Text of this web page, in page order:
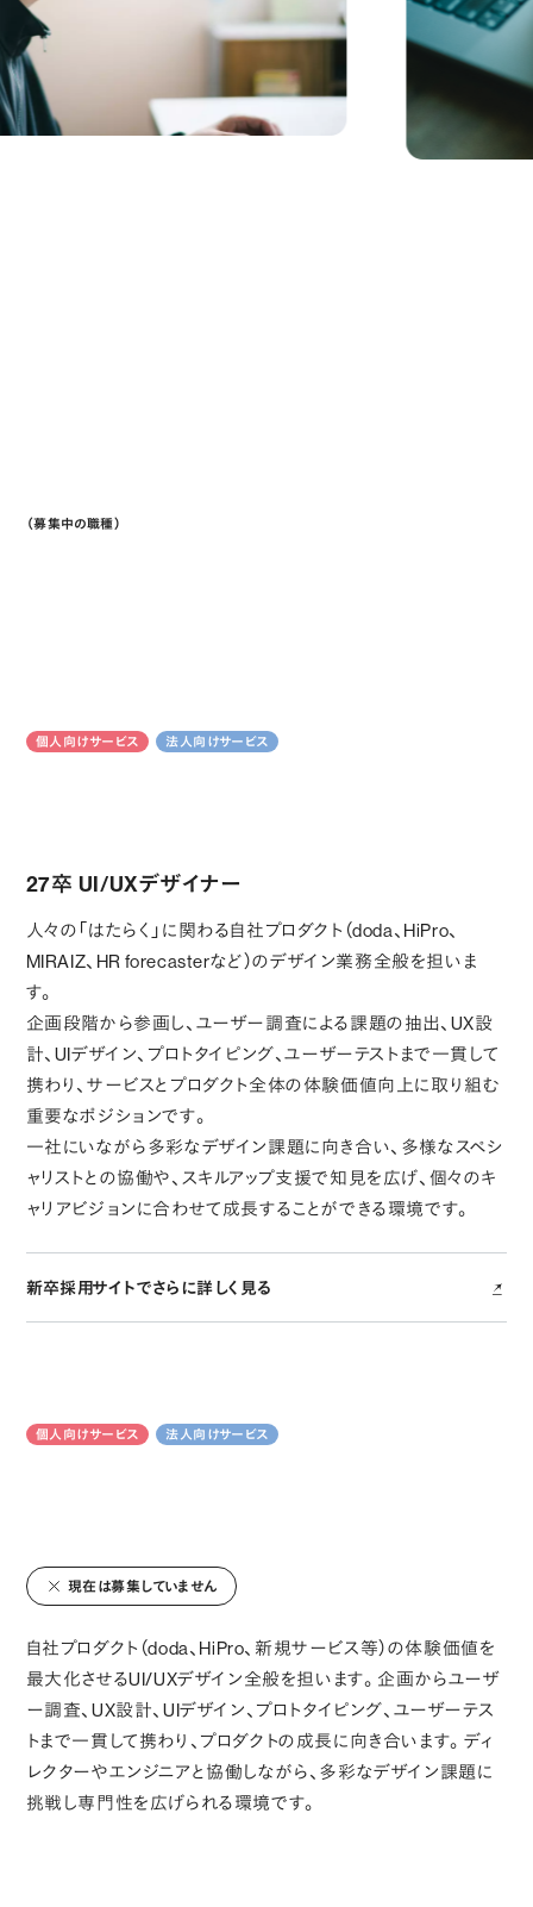
（募集中の職種）
個人向けサービス 法人向けサービス
27卒 UI/UXデザイナー
人々の「はたらく」に関わる自社プロダクト（doda、HiPro、
MIRAIZ、HR forecasterなど）のデザイン業務全般を担いま
す。
企画段階から参画し、ユーザー調査による課題の抽出、UX設
計、UIデザイン、プロトタイピング、ユーザーテストまで一貫して
携わり、サービスとプロダクト全体の体験価値向上に取り組む
重要なポジションです。
一社にいながら多彩なデザイン課題に向き合い、多様なスペシ
ャリストとの協働や、スキルアップ支援で知見を広げ、個々のキ
ャリアビジョンに合わせて成長することができる環境です。
新卒採用サイトでさらに詳しく見る
個人向けサービス 法人向けサービス
現在は募集していません
自社プロダクト（doda、HiPro、新規サービス等）の体験価値を
最大化させるUI/UXデザイン全般を担います。企画からユーザ
ー調査、UX設計、UIデザイン、プロトタイピング、ユーザーテス
トまで一貫して携わり、プロダクトの成長に向き合います。ディ
レクターやエンジニアと協働しながら、多彩なデザイン課題に
挑戦し専門性を広げられる環境です。